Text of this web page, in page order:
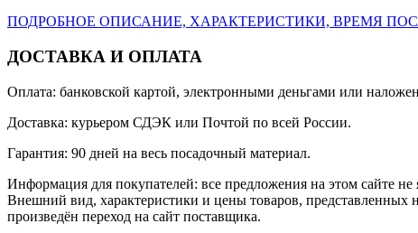
ПОДРОБНОЕ ОПИСАНИЕ, ХАРАКТЕРИСТИКИ, ВРЕМЯ
ДОСТАВКА И ОПЛАТА
Оплата: банковской картой, электронными деньгами или
Доставка: курьером СДЭК или Почтой по всей России.
Гарантия: 90 дней на весь посадочный материал.
Информация для покупателей: все предложения на этом сайте
Внешний вид, характеристики и цены товаров, представленных
произведён переход на сайт поставщика.